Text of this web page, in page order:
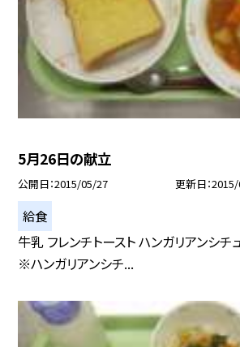
5月26日の献立
公開日 2015/05/27 更新日
給食
牛乳 フレンチトースト ハンガリアンシチ
※ハンガリアンシチ...